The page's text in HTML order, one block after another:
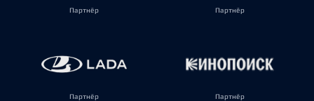
Партнёр Партнёр
Партнёр Партнёр